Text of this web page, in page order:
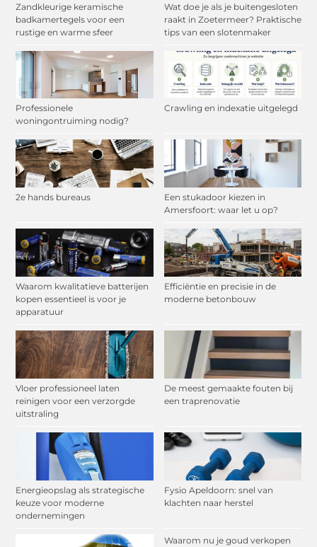
Zandkleurige keramische
badkamertegels voor een
rustige en warme sfeer
Wat doe je als je buitengesloten
raakt in Zoetermeer? Praktische
tips van een slotenmaker
Professionele
woningontruiming nodig?
Crawling en indexatie uitgelegd
2e hands bureaus
Een stukadoor kiezen in
Amersfoort: waar let u op?
Waarom kwalitatieve batterijen
kopen essentieel is voor je
apparatuur
Efficiëntie en precisie in de
moderne betonbouw
Vloer professioneel laten
reinigen voor een verzorgde
uitstraling
De meest gemaakte fouten bij
een traprenovatie
Energieopslag als strategische
keuze voor moderne
ondernemingen
Fysio Apeldoorn: snel van
klachten naar herstel
Waarom nu je goud verkopen